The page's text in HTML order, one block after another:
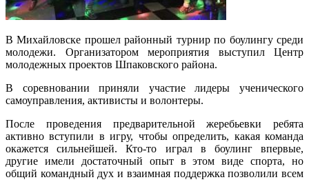
В Михайловске прошел районный турнир по боулингу среди
молодежи. Организатором мероприятия выступил Центр
молодежных проектов Шпаковского района.
В соревновании приняли участие лидеры ученического
самоуправления, активисты и волонтеры.
После проведения предварительной жеребьевки ребята
активно вступили в игру, чтобы определить, какая команда
окажется сильнейшей. Кто-то играл в боулинг впервые,
другие имели достаточный опыт в этом виде спорта, но
общий командный дух и взаимная поддержка позволили всем